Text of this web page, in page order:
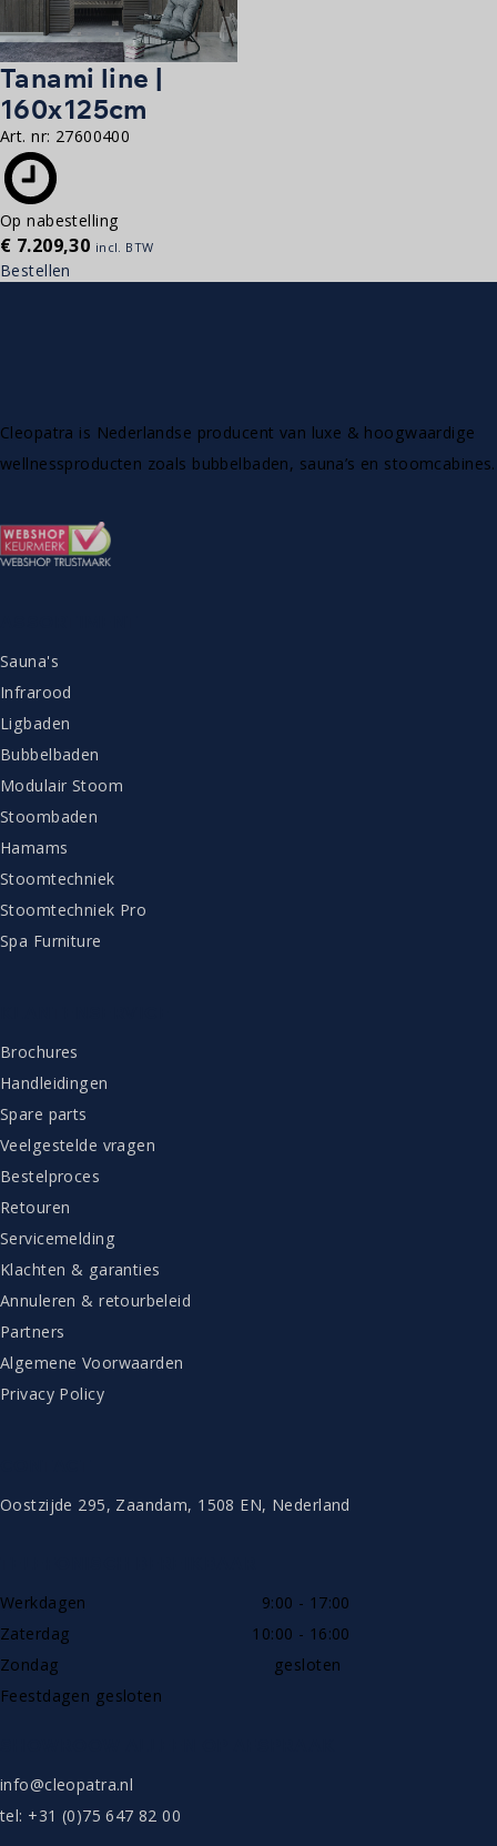
Tanami line |
160x125cm
Art. nr: 27600400
Op nabestelling
€ 7.209,30 incl. BTW
Bestellen
Cleopatra is Nederlandse producent van luxe & hoogwaardige
wellnessproducten zoals bubbelbaden, sauna’s en stoomcabines.
Sauna's
Infrarood
Ligbaden
Bubbelbaden
Modulair Stoom
Stoombaden
Hamams
Stoomtechniek
Stoomtechniek Pro
Spa Furniture
Brochures
Handleidingen
Spare parts
Veelgestelde vragen
Bestelproces
Retouren
Servicemelding
Klachten & garanties
Annuleren & retourbeleid
Partners
Algemene Voorwaarden
Privacy Policy
Oostzijde 295, Zaandam, 1508 EN, Nederland
Werkdagen
9:00 - 17:00
Zaterdag
10:00 - 16:00
Zondag
gesloten
Feestdagen gesloten
info@cleopatra.nl
tel: +31 (0)75 647 82 00